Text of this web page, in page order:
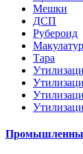
Мешки
ДСП
Рубероид
Тара